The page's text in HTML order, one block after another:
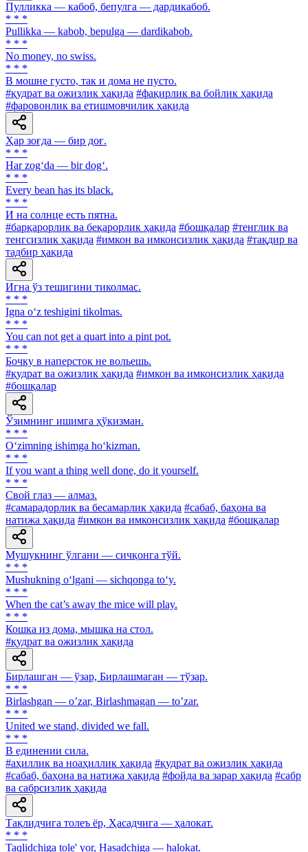
Пулликка — кабоб, бепулга — дардикабоб.
* * *
Pullikka — kabob, bepulga — dardikabob.
* * *
No money, no swiss.
* * *
В мошне густо, так и дома не пусто.
#қудрат ва ожизлик ҳақида #фақирлик ва бойлик ҳақида
#фаровонлик ва етишмовчилик ҳақида
Ҳар зоғда — бир доғ.
* * *
Har zog‘da — bir dog‘.
* * *
Every bean has its black.
* * *
И на солнце есть пятна.
#барқарорлик ва беқарорлик ҳақида #бошқалар #тенглик ва
тенгсизлик ҳақида #имкон ва имконсизлик ҳақида #тақдир ва
тадбир ҳақида
Игна ўз тешигини тиколмас.
* * *
Igna o‘z teshigini tikolmas.
* * *
You can not get a quart into a pint pot.
* * *
Бочку в наперсток не вольешь.
#қудрат ва ожизлик ҳақида #имкон ва имконсизлик ҳақида
#бошқалар
Ўзимнинг ишимга ҳўкизман.
* * *
O‘zimning ishimga ho‘kizman.
* * *
If you want a thing well done, do it yourself.
* * *
Свой глаз — алмаз.
#самарадорлик ва бесамарлик ҳақида #сабаб, баҳона ва
натижа ҳақида #имкон ва имконсизлик ҳақида #бошқалар
Мушукнинг ўлгани — сичқонга тўй.
* * *
Mushukning o‘lgani — sichqonga to‘y.
* * *
When the cat’s away the mice will play.
* * *
Кошка из дома, мышка на стол.
#қудрат ва ожизлик ҳақида
Бирлашган — ўзар, Бирлашмаган — тўзар.
* * *
Birlashgan — oʼzar, Birlashmagan — toʼzar.
* * *
United we stand, divided we fall.
* * *
В единении сила.
#аҳиллик ва ноаҳиллик ҳақида #қудрат ва ожизлик ҳақида
#сабаб, баҳона ва натижа ҳақида #фойда ва зарар ҳақида #сабр
ва сабрсизлик ҳақида
Тақлидчига толеъ ёр, Ҳасадчига — ҳалокат.
* * *
Taqlidchiga tole' yor, Hasadchiga — halokat.